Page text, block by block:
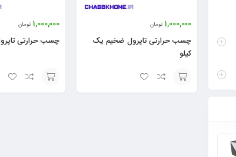
1,000,000 تومان
چسب حرارتی تاپرول ضخیم یک
کیلو
1,000,000 تومان
چسب حرارتی